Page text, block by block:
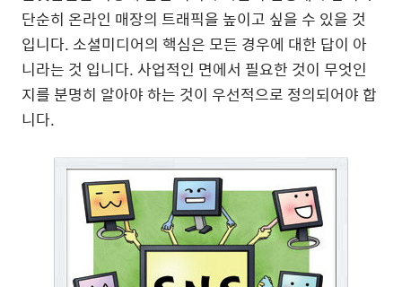
단순히 온라인 매장의 트래픽을 높이고 싶을 수 있을 것
입니다. 소셜미디어의 핵심은 모든 경우에 대한 답이 아
니라는 것 입니다. 사업적인 면에서 필요한 것이 무엇인
지를 분명히 알아야 하는 것이 우선적으로 정의되어야 합
니다.